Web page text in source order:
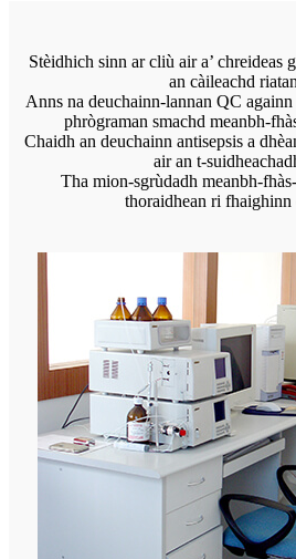
Stèidhich sinn ar cliù air a’ chreideas
an càileachd
Anns na deuchainn-lannan QC
phrògraman smachd meanbh-
Chaidh an deuchainn antisepsis a
air an t-
Tha mion-sgrùdadh meanbh-
thoraidhean ri fhaighinn